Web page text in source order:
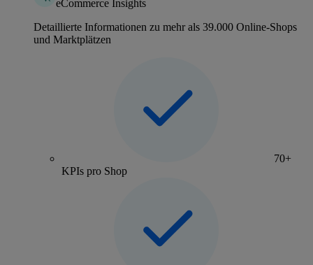
eCommerce Insights
Detaillierte Informationen zu mehr als 39.000 Online-Shops
und Marktplätzen
70+
KPIs pro Shop